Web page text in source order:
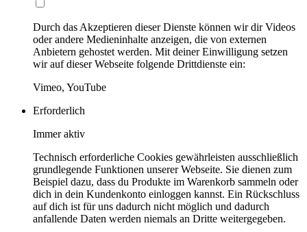
Durch das Akzeptieren dieser Dienste können wir dir Videos
oder andere Medieninhalte anzeigen, die von externen
Anbietern gehostet werden. Mit deiner Einwilligung setzen
wir auf dieser Webseite folgende Drittdienste ein:
Vimeo, YouTube
Erforderlich
Immer aktiv
Technisch erforderliche Cookies gewährleisten ausschließlich
grundlegende Funktionen unserer Webseite. Sie dienen zum
Beispiel dazu, dass du Produkte im Warenkorb sammeln oder
dich in dein Kundenkonto einloggen kannst. Ein Rückschluss
auf dich ist für uns dadurch nicht möglich und dadurch
anfallende Daten werden niemals an Dritte weitergegeben.